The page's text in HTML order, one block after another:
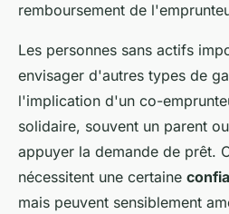
remboursement de
Les personnes sans actifs
envisager d'autres types de
l'implication d'un co-
solidaire, souvent un parent
appuyer la demande de prêt.
nécessitent une certaine
mais peuvent sensiblement